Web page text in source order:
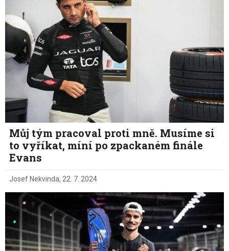
Můj tým pracoval proti mně. Musíme si
to vyříkat, míní po zpackaném finále
Evans
Josef Nekvinda, 22. 7. 2024